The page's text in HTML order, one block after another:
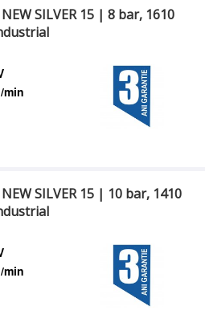
SILVER 15 | 8 bar, 1610
min
SILVER 15 | 10 bar, 1410
min